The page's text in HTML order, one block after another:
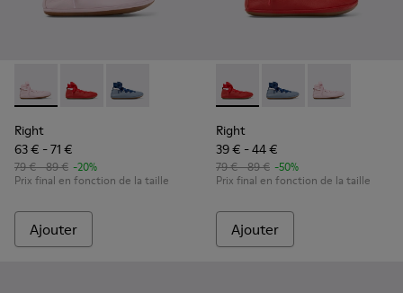
Right - K800674-001 - Ballerines en cuir roses pour enfants.
Right - K800674-003 - Ballerines en cuir rouge pour
Right - K800674-002
Right
63 € - 71 €
79 € - 89 € -20%
Prix final en fonction de la taille
Ajouter
Right - K800674-003 -
Right - K800674-002
Right -
Right
39 € - 44 €
79 € - 89 € -50%
Prix final en fonction de la taille
Ajouter